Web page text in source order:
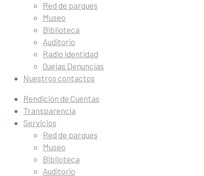
Red de parques
Museo
Biblioteca
Auditorio
Radio identidad
Quejas Denuncias
Nuestros contactos
Rendición de Cuentas
Transparencia
Servicios
Red de parques
Museo
Biblioteca
Auditorio